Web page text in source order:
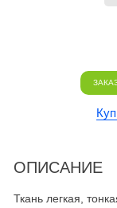
ОПИСАНИЕ
Ткань легкая,